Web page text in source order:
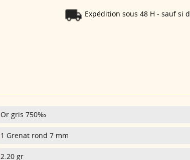
Expédition sous 48 H - sauf si
Or gris 750‰
1 Grenat rond 7 mm
2.20 gr